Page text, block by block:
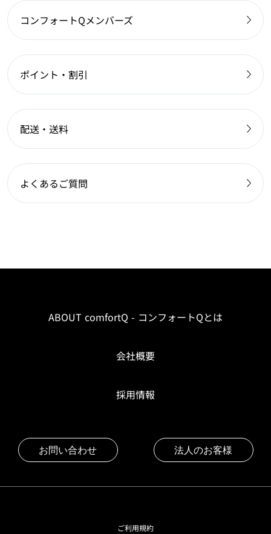
コンフォートQメンバーズ
ポイント・割引
配送・送料
よくあるご質問
ABOUT comfortQ - コンフォートQとは
会社概要
採用情報
お問い合わせ 法人のお客様
ご利用規約